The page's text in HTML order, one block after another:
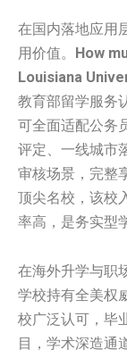
在国内落地应用
用价值。 How
Louisiana
教育部留学服务
可全面适配公务
评定、一线城市
审核场景，完整
顶尖名校，该校
率高，是务实型
在海外升学与职
学校持有全美权
校广泛认可，毕
目，学术深造通